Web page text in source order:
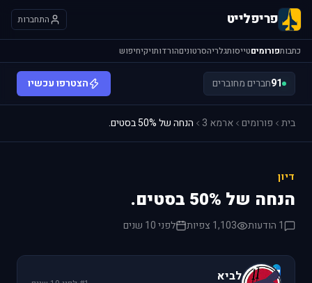
פריפלייט התחברות
כתבותפורומיםטייסותגלריהסרטוניםהורדותויקיחיפוש
91חברים מחוברים הצטרפו עכשיו
בית פורומים ארמא 3 הנחה של 50% בסטים.
דיון
הנחה של 50% בסטים.
1 הודעות 1,103 צפיות לפני 10 שנים
ל לביא